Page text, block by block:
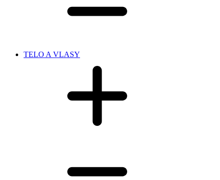
TELO A VLASY